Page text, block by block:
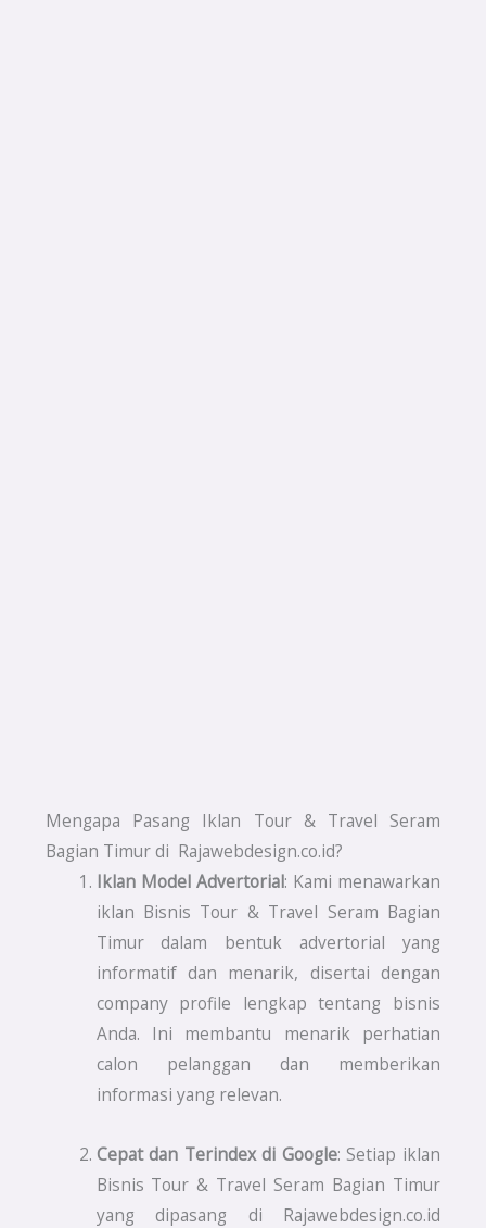
Mengapa Pasang Iklan Tour & Travel Seram
Bagian Timur di Rajawebdesign.co.id?
Iklan Model Advertorial: Kami menawarkan
iklan Bisnis Tour & Travel Seram Bagian
Timur dalam bentuk advertorial yang
informatif dan menarik, disertai dengan
company profile lengkap tentang bisnis
Anda. Ini membantu menarik perhatian
calon pelanggan dan memberikan
informasi yang relevan.
Cepat dan Terindex di Google: Setiap iklan
Bisnis Tour & Travel Seram Bagian Timur
yang dipasang di Rajawebdesign.co.id